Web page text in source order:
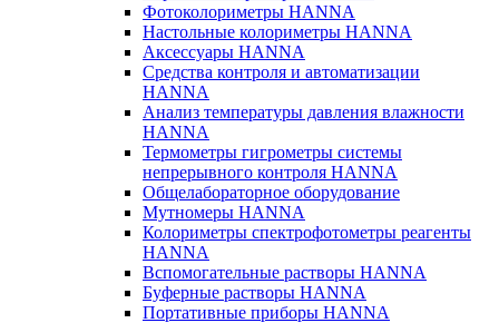
Фотоколориметры HANNA
Настольные колориметры HANNA
Аксессуары HANNA
Средства контроля и автоматизации
HANNA
Анализ температуры давления влажности
HANNA
Термометры гигрометры системы
непрерывного контроля HANNA
Общелабораторное оборудование
Мутномеры HANNA
Колориметры спектрофотометры реагенты
HANNA
Вспомогательные растворы HANNA
Буферные растворы HANNA
Портативные приборы HANNA